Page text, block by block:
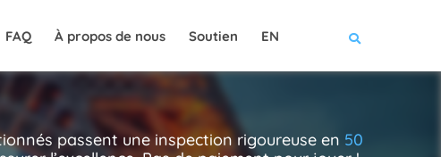
FAQ À propos de nous Soutien EN
passent une inspection rigoureuse en 50